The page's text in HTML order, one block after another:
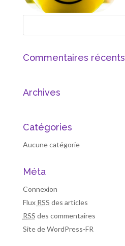
Commentaires récents
Archives
Catégories
Aucune catégorie
Méta
Connexion
Flux RSS des articles
RSS des commentaires
Site de WordPress-FR